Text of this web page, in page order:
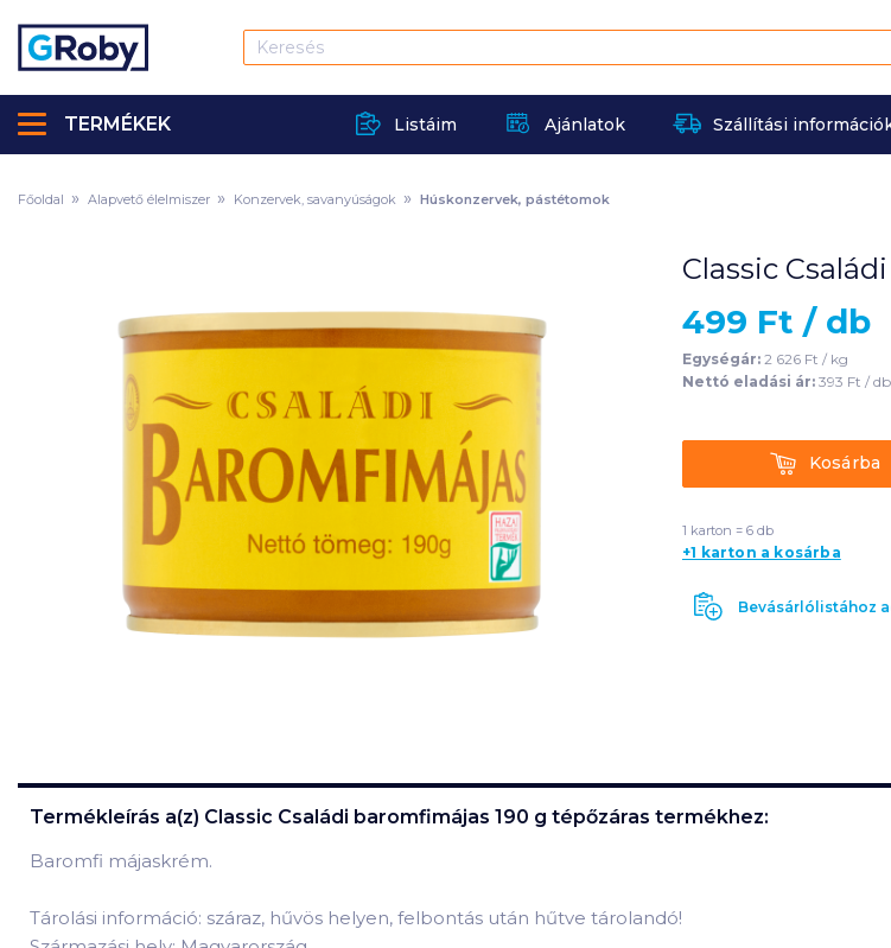
Listáim Ajánlatok Szállítási
TERMÉKEK
Főoldal Alapvető élelmiszer Konzervek, savanyúságok Húskonzervek, pástétomok
Classic
499 Ft / db
Egységár: 2 626 Ft / kg
Nettó eladási ár: 393 Ft / db
KosárbaKosárba
1 karton = 6 db
+1 karton a kosárba
Bevásárlólistához
Termékleírás a(z) Classic Családi baromfimájas 190 g tépőzáras termékhez:
Baromfi májaskrém.
Tárolási információ: száraz, hűvös helyen, felbontás után hűtve tárolandó!